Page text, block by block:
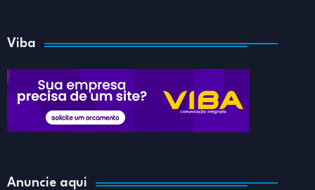
Viba
Anuncie aqui